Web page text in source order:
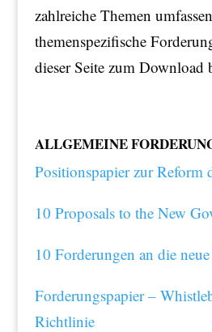
zahlreiche Themen
themenspezifische
dieser Seite zum Download
ALLGEMEINE
Positionspapier zur Reform
10 Proposals to the New
10 Forderungen an die
Forderungspapier –
Richtlinie